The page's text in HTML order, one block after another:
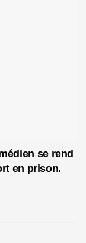
se rend
en prison.